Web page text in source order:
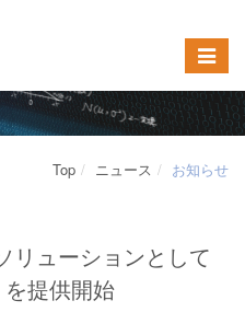
Top ニュース お知らせ
リューションとして
を提供開始